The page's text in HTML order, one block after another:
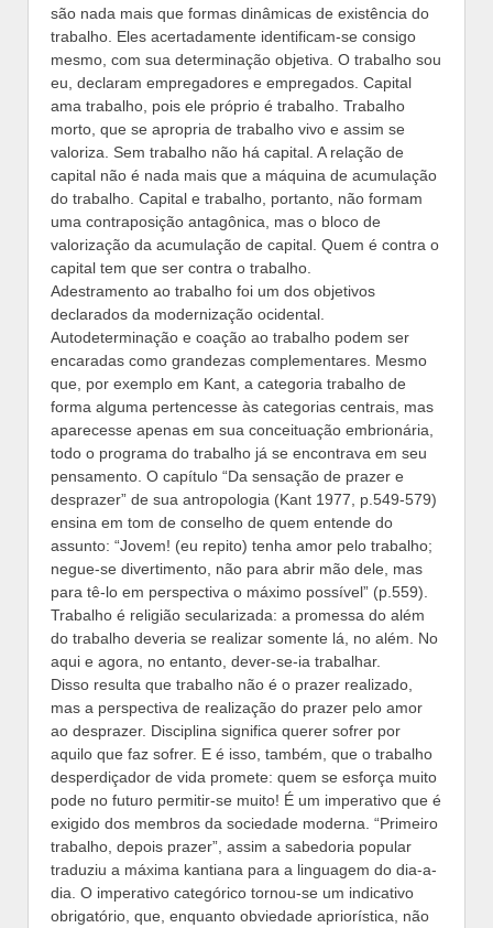
são nada mais que formas dinâmicas de existência do
trabalho. Eles acertadamente identificam-se consigo
mesmo, com sua determinação objetiva. O trabalho sou
eu, declaram empregadores e empregados. Capital
ama trabalho, pois ele próprio é trabalho. Trabalho
morto, que se apropria de trabalho vivo e assim se
valoriza. Sem trabalho não há capital. A relação de
capital não é nada mais que a máquina de acumulação
do trabalho. Capital e trabalho, portanto, não formam
uma contraposição antagônica, mas o bloco de
valorização da acumulação de capital. Quem é contra o
capital tem que ser contra o trabalho.
Adestramento ao trabalho foi um dos objetivos
declarados da modernização ocidental.
Autodeterminação e coação ao trabalho podem ser
encaradas como grandezas complementares. Mesmo
que, por exemplo em Kant, a categoria trabalho de
forma alguma pertencesse às categorias centrais, mas
aparecesse apenas em sua conceituação embrionária,
todo o programa do trabalho já se encontrava em seu
pensamento. O capítulo “Da sensação de prazer e
desprazer” de sua antropologia (Kant 1977, p.549-579)
ensina em tom de conselho de quem entende do
assunto: “Jovem! (eu repito) tenha amor pelo trabalho;
negue-se divertimento, não para abrir mão dele, mas
para tê-lo em perspectiva o máximo possível” (p.559).
Trabalho é religião secularizada: a promessa do além
do trabalho deveria se realizar somente lá, no além. No
aqui e agora, no entanto, dever-se-ia trabalhar.
Disso resulta que trabalho não é o prazer realizado,
mas a perspectiva de realização do prazer pelo amor
ao desprazer. Disciplina significa querer sofrer por
aquilo que faz sofrer. E é isso, também, que o trabalho
desperdiçador de vida promete: quem se esforça muito
pode no futuro permitir-se muito! É um imperativo que é
exigido dos membros da sociedade moderna. “Primeiro
trabalho, depois prazer”, assim a sabedoria popular
traduziu a máxima kantiana para a linguagem do dia-a-
dia. O imperativo categórico tornou-se um indicativo
obrigatório, que, enquanto obviedade apriorística, não